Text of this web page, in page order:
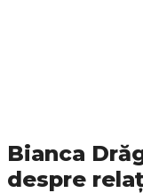
Bianca
despre